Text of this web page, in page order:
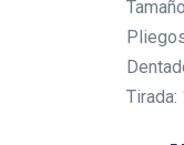
Tirada: